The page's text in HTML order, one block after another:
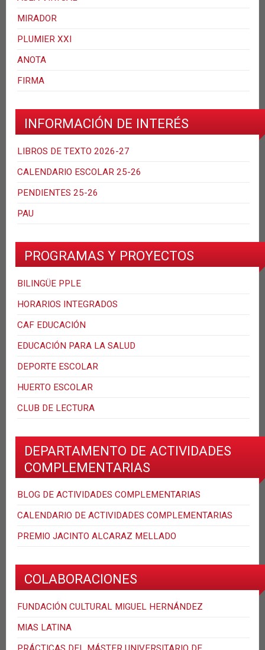
MIRADOR
PLUMIER XXI
ANOTA
FIRMA
INFORMACIÓN DE INTERÉS
LIBROS DE TEXTO 2026-27
CALENDARIO ESCOLAR 25-26
PENDIENTES 25-26
PAU
PROGRAMAS Y PROYECTOS
BILINGÜE PPLE
HORARIOS INTEGRADOS
CAF EDUCACIÓN
EDUCACIÓN PARA LA SALUD
DEPORTE ESCOLAR
HUERTO ESCOLAR
CLUB DE LECTURA
DEPARTAMENTO DE ACTIVIDADES
COMPLEMENTARIAS
BLOG DE ACTIVIDADES COMPLEMENTARIAS
CALENDARIO DE ACTIVIDADES COMPLEMENTARIAS
PREMIO JACINTO ALCARAZ MELLADO
COLABORACIONES
FUNDACIÓN CULTURAL MIGUEL HERNÁNDEZ
MIAS LATINA